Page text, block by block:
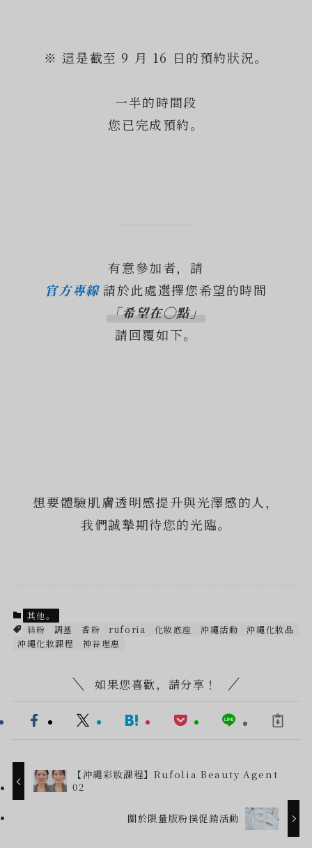
※ 這是截至 9 月 16 日的預約狀況。
一半的時間段
您已完成預約。
有意參加者，請
官方專線 請於此處選擇您希望的時間
「希望在◯點」
請回覆如下。
想要體驗肌膚透明感提升與光澤感的人，
我們誠摯期待您的光臨。
其他。
絲粉
調基 香粉 ruforia 化妝底座 沖繩活動
沖繩化妝品
沖繩化妝課程
神谷理惠
如果您喜歡，請分享！
【沖繩彩妝課程】Rufolia Beauty Agent
02
關於限量版粉撲促銷活動